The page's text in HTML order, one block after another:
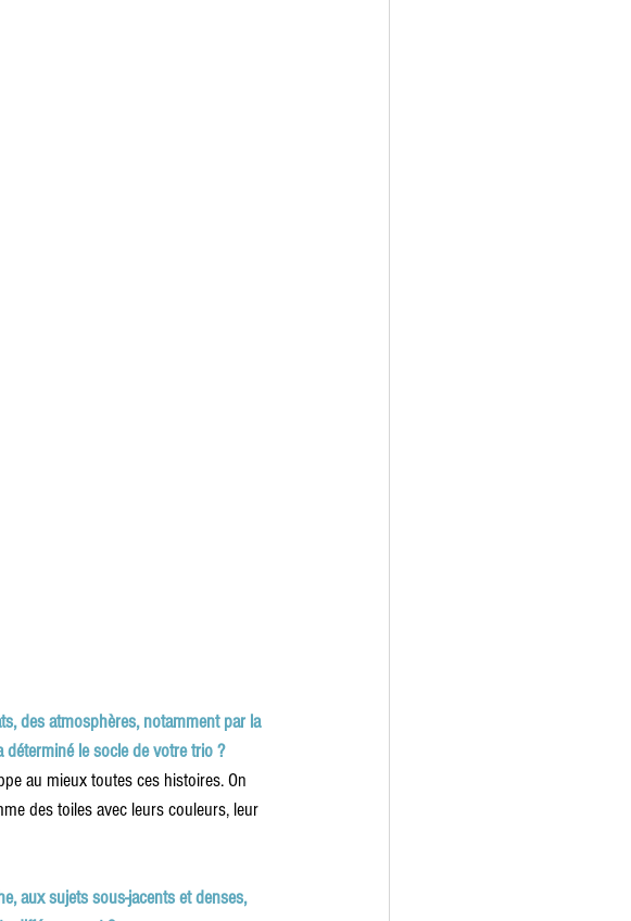
des atmosphères, notamment par la
le socle de votre trio ?
au mieux toutes ces histoires. On
des toiles avec leurs couleurs, leur
aux sujets sous-jacents et denses,